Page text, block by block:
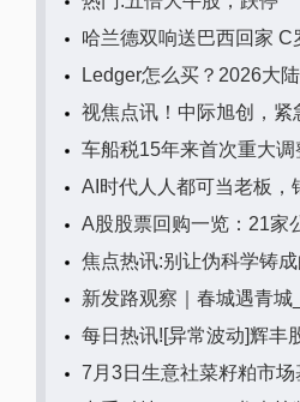
哈兰德双响送巴西回家 C
Ledger怎么买？2026大
视焦点讯！中际旭创，紧
车船税15年来首次重大
AI时代人人都可当老板，
A股股票回购一览：21家
焦点热讯:别让伪科学铸成
新发路观察｜春城遇青城
每日热讯![异常波动]辉丰
7月3日生意社菜籽粕市